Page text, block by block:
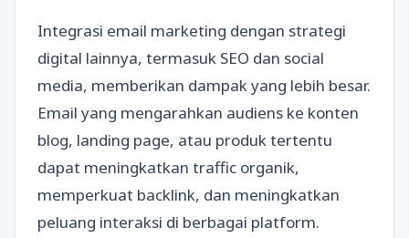
Integrasi email marketing dengan strategi
digital lainnya, termasuk SEO dan social
media, memberikan dampak yang lebih besar.
Email yang mengarahkan audiens ke konten
blog, landing page, atau produk tertentu
dapat meningkatkan traffic organik,
memperkuat backlink, dan meningkatkan
peluang interaksi di berbagai platform.